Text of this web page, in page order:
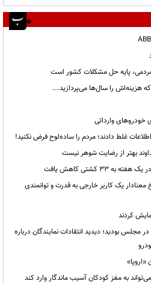
پایه حل مشکلات کشور است
وارداتی
غلط دادند؛ مردم را ساده‌لوح فرض نکنید!
بهتر از رضایت شوهر نیست
۳۳ کشتی کاهش یافت
معنادار یک کاربر خارجی به قدرت و توانمندی
کردند
بودید؛ دیدید انتقادات نمایندگان درباره
به مغز کودکان آسیب ماندگار وارد کند